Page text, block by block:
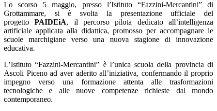
Lo scorso 5 maggio, presso l’Istituto “Fazzini-Mercantini” di
Grottammare, si è svolta la presentazione ufficiale del
progettoPAIDEiA, il percorso pilota dedicato all’intelligenza
artificiale applicata alla didattica, promosso per accompagnare le
scuole marchigiane verso una nuova stagione di innovazione
educativa.
L’Istituto “Fazzini-Mercantini” è l’unica scuola della provincia di
Ascoli Piceno ad aver aderito all’iniziativa, confermando il proprio
impegno verso una formazione attenta alle trasformazioni
tecnologiche e alle nuove competenze richieste dal mondo
contemporaneo.